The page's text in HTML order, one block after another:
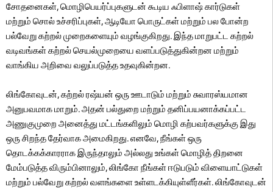
சோதனைகள், மொழிபெயர்ப்புகளுடன் கூடிய ஃபிளாஷ் கார்டுகள்
மற்றும் சொல் உச்சரிப்புகள், ஆடியோ பொருட்கள் மற்றும் பல போன்ற
பல்வேறு கற்றல் முறைகளையும் வழங்குகிறது. இந்த மாறுபட்ட கற்றல்
வடிவங்கள் கற்றல் செயல்முறையை வளப்படுத்துகின்றன மற்றும்
வாங்கிய அறிவை வலுப்படுத்த உதவுகின்றன.
லிங்கோவுடன், கற்றல் ரஷ்யன் ஒரு ஊடாடும் மற்றும் சுவாரஸ்யமான
அனுபவமாக மாறும். அதன் பல்துறை மற்றும் தனிப்பயனாக்கப்பட்ட
அணுகுமுறை அனைத்து மட்டங்களிலும் மொழி கற்பவர்களுக்கு இது
ஒரு சிறந்த தேர்வாக அமைகிறது. எனவே, நீங்கள் ஒரு
தொடக்கக்காரராக இருந்தாலும் அல்லது உங்கள் மொழித் திறனை
மேம்படுத்த விரும்பினாலும், லிங்கோ நீங்கள் ஈடுபடும் விளையாட்டுகள்
மற்றும் பல்வேறு கற்றல் வளங்களை உள்ளடக்கியுள்ளீர்கள். லிங்கோவுடன்